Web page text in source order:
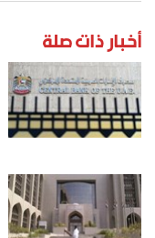
أخبار ذات صلة